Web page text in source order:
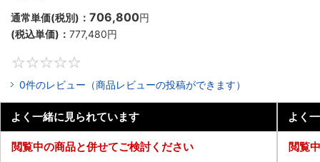
通常単価(税別)： 706,800円
(税込単価)： 777,480円
0件のレビュー（商品レビューの投稿ができます）
よく一緒に見られています
閲覧中の商品と併せてご検討ください
よく
閲覧